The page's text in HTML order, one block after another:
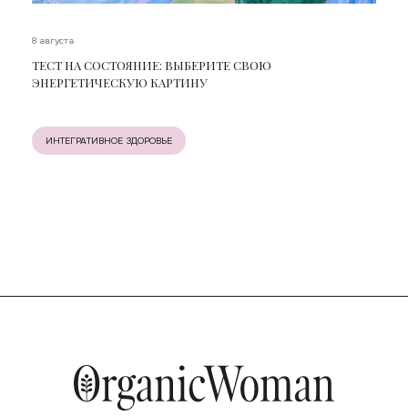
8 августа
ТЕСТ НА СОСТОЯНИЕ: ВЫБЕРИТЕ СВОЮ
ЭНЕРГЕТИЧЕСКУЮ КАРТИНУ
ИНТЕГРАТИВНОЕ ЗДОРОВЬЕ